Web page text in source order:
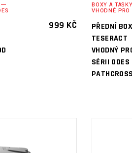
999 KČ
BOXY A TAŠKY
VHODNÉ PRO
PŘEDNÍ BOX
TESERACT
VHODNÝ
SÉRII ODES
PATHCROSS